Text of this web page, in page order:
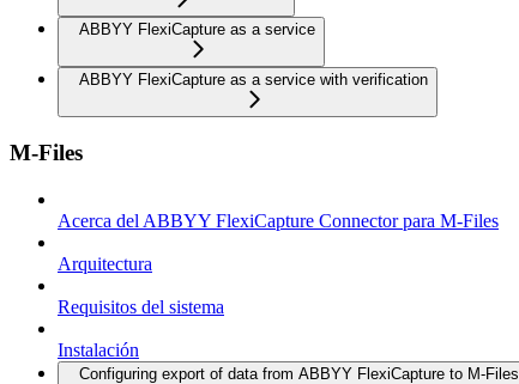
ABBYY FlexiCapture as a service
ABBYY FlexiCapture as a service with verification
M-Files
Acerca del ABBYY FlexiCapture Connector para M-Files
Arquitectura
Requisitos del sistema
Instalación
Configuring export of data from ABBYY FlexiCapture to M-Files